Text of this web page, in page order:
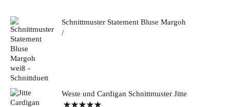
Schnittmuster Statement Bluse Margoh
Weste und Cardigan Schnittmuster Jitte